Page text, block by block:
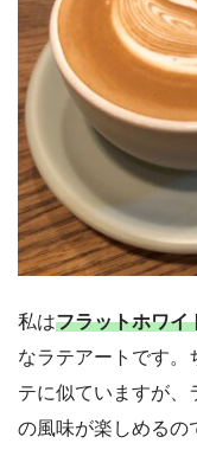
私はフラットホワイ
なラテアートです。
テに似ていますが、
の風味が楽しめる